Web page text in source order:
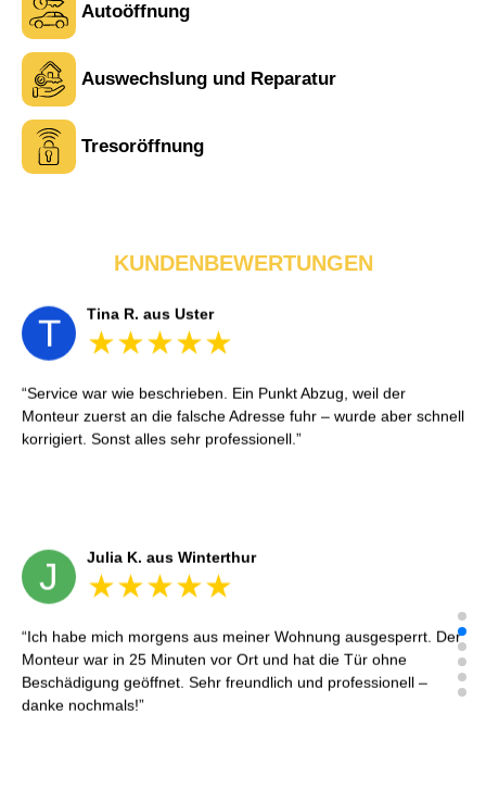
Autoöffnung
Auswechslung und Reparatur
Tresoröffnung
KUNDENBEWERTUNGEN
L Laura M. aus Zürich
Sehr freundlich am Telefon und vor Ort. Die Türöffnung ging
schnell, aber ich musste 5 Minuten auf den Rückruf warten.
T Tina R. aus Uster
Service war wie beschrieben. Ein Punkt Abzug, weil der
Monteur zuerst an die falsche Adresse fuhr – wurde aber schnell
korrigiert. Sonst alles sehr professionell.
J Julia K. aus Winterthur
Ich habe mich morgens aus meiner Wohnung ausgesperrt. Der
Monteur war in 25 Minuten vor Ort und hat die Tür ohne
Beschädigung geöffnet. Sehr freundlich und professionell –
danke nochmals!